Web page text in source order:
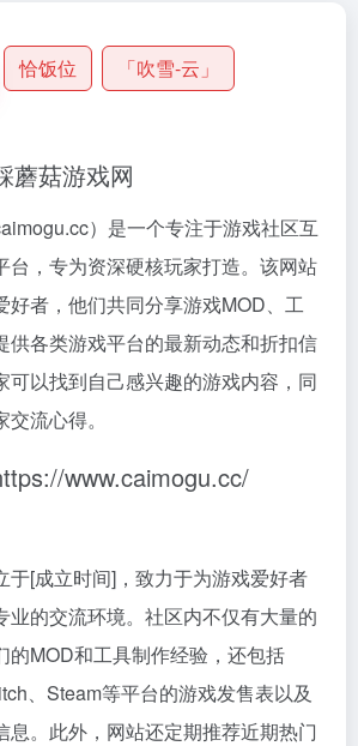
恰饭位 「吹雪-云」
蘑菇游戏网
）是一个专注于游戏社区互
台，专为资深硬核玩家打造。该网站
好者，他们共同分享游戏MOD、工
供各类游戏平台的最新动态和折扣信
可以找到自己感兴趣的游戏内容，同
流心得。
www.caimogu.cc/
于[成立时间]，致力于为游戏爱好者
业的交流环境。社区内不仅有大量的
的MOD和工具制作经验，还包括
、Steam等平台的游戏发售表以及
息。此外，网站还定期推荐近期热门